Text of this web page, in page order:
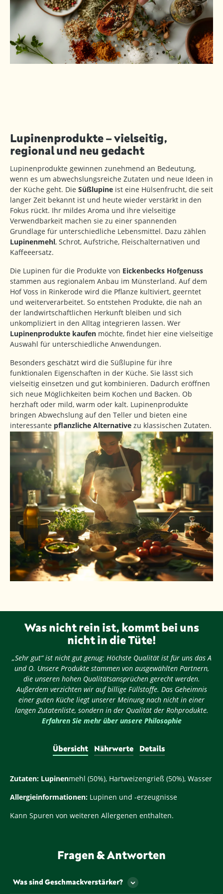
Lupinenprodukte – vielseitig,
regional und neu gedacht
Lupinenprodukte gewinnen zunehmend an Bedeutung,
wenn es um abwechslungsreiche Zutaten und neue Ideen in
der Küche geht. Die Süßlupine ist eine Hülsenfrucht, die seit
langer Zeit bekannt ist und heute wieder verstärkt in den
Fokus rückt. Ihr mildes Aroma und ihre vielseitige
Verwendbarkeit machen sie zu einer spannenden
Grundlage für unterschiedliche Lebensmittel. Dazu zählen
Lupinenmehl, Schrot, Aufstriche, Fleischalternativen und
Kaffeeersatz.
Die Lupinen für die Produkte von Eickenbecks Hofgenuss
stammen aus regionalem Anbau im Münsterland. Auf dem
Hof Voss in Rinkerode wird die Pflanze kultiviert, geerntet
und weiterverarbeitet. So entstehen Produkte, die nah an
der landwirtschaftlichen Herkunft bleiben und sich
unkompliziert in den Alltag integrieren lassen. Wer
Lupinenprodukte kaufen möchte, findet hier eine vielseitige
Auswahl für unterschiedliche Anwendungen.
Besonders geschätzt wird die Süßlupine für ihre
funktionalen Eigenschaften in der Küche. Sie lässt sich
vielseitig einsetzen und gut kombinieren. Dadurch eröffnen
sich neue Möglichkeiten beim Kochen und Backen. Ob
herzhaft oder mild, warm oder kalt. Lupinenprodukte
bringen Abwechslung auf den Teller und bieten eine
interessante pflanzliche Alternative zu klassischen Zutaten.
Was nicht rein ist, kommt bei uns
nicht in die Tüte!
„Sehr gut“ ist nicht gut genug: Höchste Qualität ist für uns das A
und O. Unsere Produkte stammen von ausgewählten Partnern,
die unseren hohen Qualitätsansprüchen gerecht werden.
Außerdem verzichten wir auf billige Füllstoffe. Das Geheimnis
einer guten Küche liegt unserer Meinung nach nicht in einer
langen Zutatenliste, sondern in der Qualität der Rohprodukte.
Erfahren Sie mehr über unsere Philosophie
Übersicht Nährwerte Details
Zutaten: Lupinenmehl (50%), Hartweizengrieß (50%), Wasser
Allergieinformationen: Lupinen und -erzeugnisse
Kann Spuren von weiteren Allergenen enthalten.
Fragen & Antworten
Was sind Geschmackverstärker?